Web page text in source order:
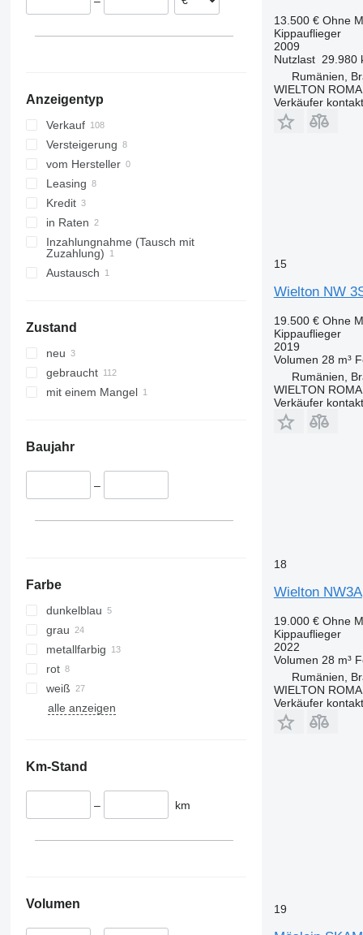
Bucharest
Craiova
Constanța
Suceava
alle anzeigen
Ungarn
Anzeigentyp
Verkauf
Versteigerung
vom Hersteller
Leasing
Kredit
in Raten
Inzahlungnahme (Tausch mit
Zuzahlung)
Austausch
Zustand
neu
gebraucht
mit einem Mangel
Baujahr
–
Farbe
dunkelblau
grau
metallfarbig
rot
weiß
alle anzeigen
Km-Stand
– km
Volumen
13.500 € Ohne
Kippauflieger
2009
Nutzlast 29.980
Rumänien,
WIELTON
Verkäufer
15
Wielton NW
19.500 € Ohne
Kippauflieger
2019
Volumen 28 m³
Rumänien,
WIELTON
Verkäufer
18
Wielton NW3A
19.000 € Ohne
Kippauflieger
2022
Volumen 28 m³
Rumänien,
WIELTON
Verkäufer
19